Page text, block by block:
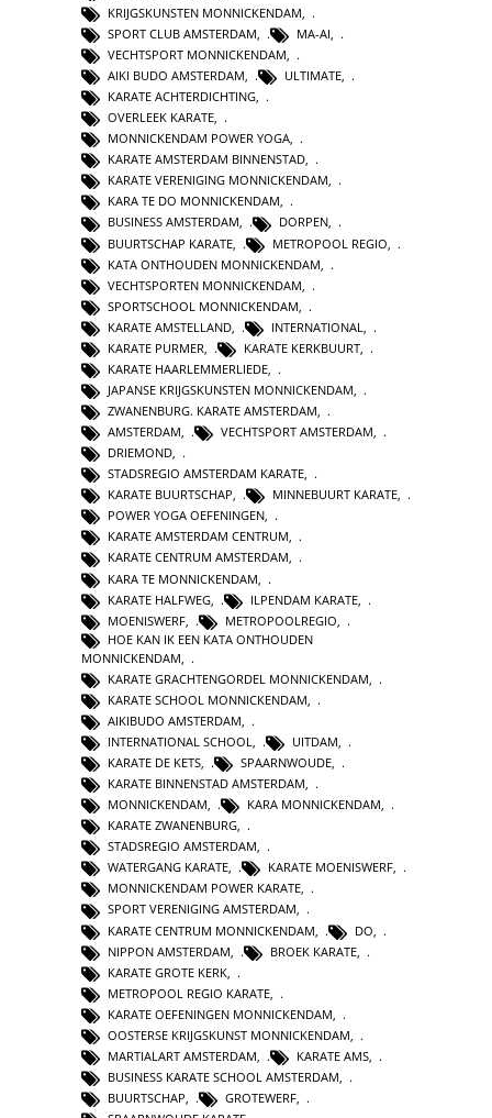
KRIJGSKUNSTEN MONNICKENDAM
SPORT CLUB AMSTERDAM
MA-AI
VECHTSPORT MONNICKENDAM
AIKI BUDO AMSTERDAM, ULTIMATE,
KARATE ACHTERDICHTING,
OVERLEEK KARATE,
MONNICKENDAM POWER YOGA,
KARATE AMSTERDAM BINNENSTAD,
KARATE VERENIGING MONNICKENDAM,
KARA TE DO MONNICKENDAM,
BUSINESS AMSTERDAM, DORPEN,
BUURTSCHAP KARATE
METROPOOL REGIO
KATA ONTHOUDEN MONNICKENDAM
VECHTSPORTEN MONNICKENDAM
SPORTSCHOOL MONNICKENDAM
KARATE AMSTELLAND
INTERNATIONAL
KARATE PURMER
KARATE KERKBUURT
KARATE HAARLEMMERLIEDE
JAPANSE KRIJGSKUNSTEN MONNICKENDAM
ZWANENBURG. KARATE AMSTERDAM,
AMSTERDAM, VECHTSPORT AMSTERDAM,
DRIEMOND,
STADSREGIO AMSTERDAM KARATE,
KARATE BUURTSCHAP, MINNEBUURT KARATE,
POWER YOGA OEFENINGEN,
KARATE AMSTERDAM CENTRUM,
KARATE CENTRUM AMSTERDAM,
KARA TE MONNICKENDAM
KARATE HALFWEG
ILPENDAM KARATE
MOENISWERF
METROPOOLREGIO
HOE KAN IK EEN KATA ONTHOUDEN
MONNICKENDAM
KARATE GRACHTENGORDEL MONNICKENDAM
KARATE SCHOOL MONNICKENDAM
AIKIBUDO AMSTERDAM
INTERNATIONAL SCHOOL
UITDAM
KARATE DE KETS, SPAARNWOUDE,
KARATE BINNENSTAD AMSTERDAM,
MONNICKENDAM, KARA MONNICKENDAM,
KARATE ZWANENBURG,
STADSREGIO AMSTERDAM,
WATERGANG KARATE, KARATE MOENISWERF,
MONNICKENDAM POWER KARATE,
SPORT VERENIGING AMSTERDAM,
KARATE CENTRUM MONNICKENDAM
DO
NIPPON AMSTERDAM
BROEK KARATE
KARATE GROTE KERK
METROPOOL REGIO KARATE
KARATE OEFENINGEN MONNICKENDAM
OOSTERSE KRIJGSKUNST MONNICKENDAM
MARTIALART AMSTERDAM
KARATE AMS
BUSINESS KARATE SCHOOL AMSTERDAM
BUURTSCHAP, GROTEWERF,